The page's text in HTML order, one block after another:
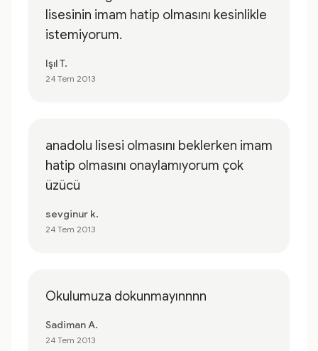
lisesinin imam hatip olmasını kesinlikle
istemiyorum.
Işıl T.
24 Tem 2013
anadolu lisesi olmasını beklerken imam
hatip olmasını onaylamıyorum çok
üzücü
sevginur k.
24 Tem 2013
Okulumuza dokunmayınnnn
Sadiman A.
24 Tem 2013